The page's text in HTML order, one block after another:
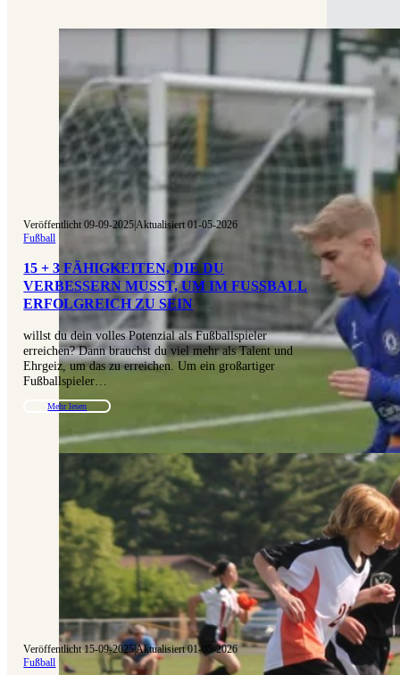
Veröffentlicht 09-09-2025|Aktualisiert 01-05-2026
Fußball
15 + 3 FÄHIGKEITEN, DIE DU
VERBESSERN MUSST, UM IM FUSSBALL E
RFOLGREICH ZU SEIN
willst du dein volles Potenzial als Fußballspieler
erreichen? Dann brauchst du viel mehr als Talent und
Ehrgeiz, um das zu erreichen. Um ein großartiger
Fußballspieler…
Mehr lesen
Veröffentlicht 15-09-2025|Aktualisiert 01-05-2026
Fußball